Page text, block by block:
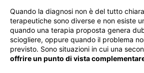
Quando la diagnosi non è del tutto
terapeutiche sono diverse e non esiste
quando una terapia proposta genera
sciogliere, oppure quando il problema
previsto. Sono situazioni in cui una
offrire un punto di vista